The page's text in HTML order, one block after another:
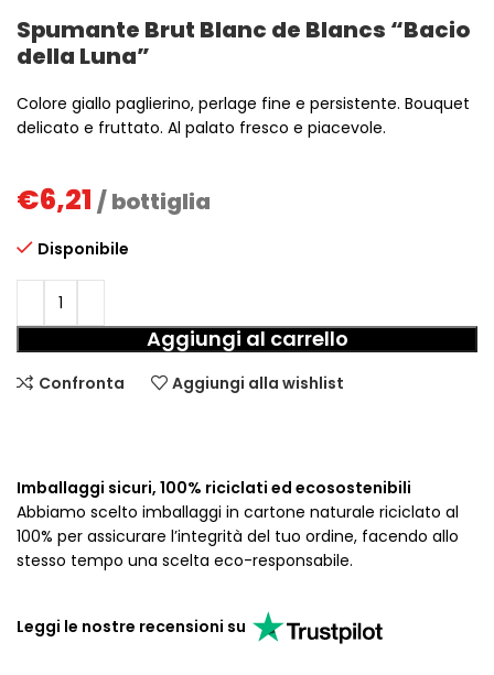
Spumante Brut Blanc de Blancs “Bacio
della Luna”
Colore giallo paglierino, perlage fine e persistente. Bouquet
delicato e fruttato. Al palato fresco e piacevole.
€6,21 / bottiglia
Disponibile
Aggiungi al carrello
Confronta Aggiungi alla wishlist
Imballaggi sicuri, 100% riciclati ed ecosostenibili
Abbiamo scelto imballaggi in cartone naturale riciclato al
100% per assicurare l’integrità del tuo ordine, facendo allo
stesso tempo una scelta eco-responsabile.
Leggi le nostre recensioni su